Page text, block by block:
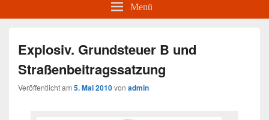
Menü
Explosiv. Grundsteuer B und
Straßenbeitragssatzung
Veröffentlicht am 5. Mai 2010von admin